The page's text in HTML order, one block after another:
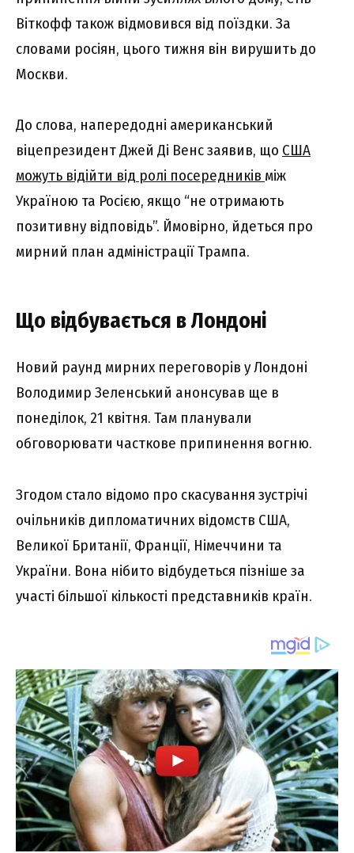
Віткофф також відмовився від поїздки. За
словами росіян, цього тижня він вирушить до
Москви.
До слова, напередодні американський
віцепрезидент Джей Ді Венс заявив, що США
можуть відійти від ролі посередників між
Україною та Росією, якщо “не отримають
позитивну відповідь”. Ймовірно, йдеться про
мирний план адміністрації Трампа.
Що відбувається в Лондоні
Новий раунд мирних переговорів у Лондоні
Володимир Зеленський анонсував ще в
понеділок, 21 квітня. Там планували
обговорювати часткове припинення вогню.
Згодом стало відомо про скасування зустрічі
очільників дипломатичних відомств США,
Великої Британії, Франції, Німеччини та
України. Вона нібито відбудеться пізніше за
участі більшої кількості представників країн.